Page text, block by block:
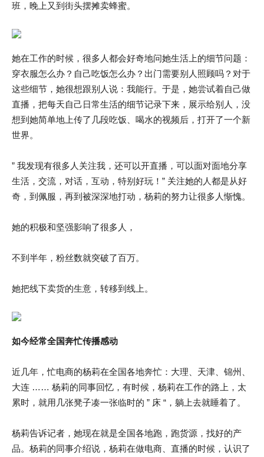
班，晚上又到街头摆摊卖蜂蜜。
她在工作的时候，很多人都会好奇地问她生活上的细节问题：
穿衣服怎么办？自己吃饭怎么办？出门需要别人照顾吗？对于
这些细节，她很想跟别人说：我能行。于是，她尝试着自己做
直播，把每天自己日常生活的细节记录下来，展示给别人，没
想到她简单地上传了几段吃饭、喝水的视频后，打开了一个新
世界。
” 我发现有很多人关注我，还可以开直播，可以面对面地分享
生活，交流，对话，互动，特别好玩！” 关注她的人都是从好
奇，到佩服，再到被深深地打动，杨莉的努力让很多人惭愧。
她的积极和坚强影响了很多人，
不到半年，粉丝数就突破了百万。
她把线下卖货的生意，转移到线上。
如今经常全国奔忙传播感动
近几年，忙电商的杨莉在全国各地奔忙：大理、天津、锦州、
大连 …… 杨莉的同事回忆，有时候，杨莉在工作的路上，太
累时，就用几张凳子凑一张临时的 ” 床 “，躺上去就睡着了。
杨莉告诉记者，她现在就是全国各地跑，跑货源，找好的产
品。杨莉的同事介绍说，杨莉在做电商、直播的时候，认识了